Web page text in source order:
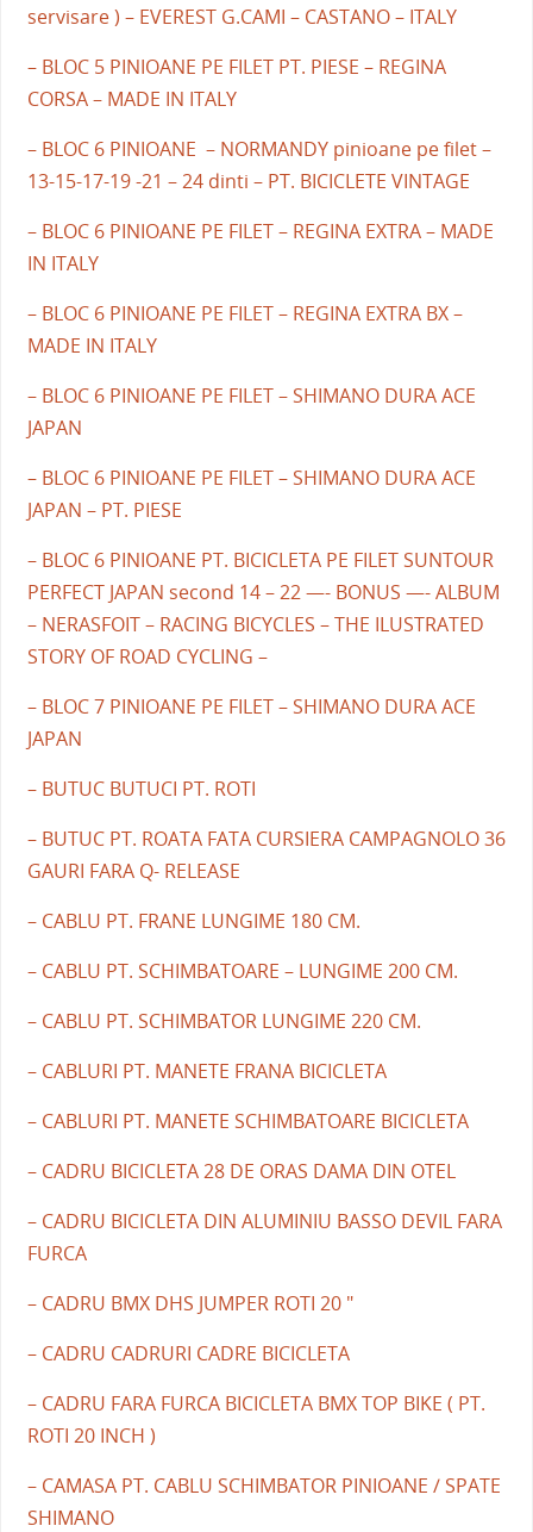
servisare ) – EVEREST G.CAMI – CASTANO – ITALY
– BLOC 5 PINIOANE PE FILET PT. PIESE – REGINA
CORSA – MADE IN ITALY
– BLOC 6 PINIOANE – NORMANDY pinioane pe filet –
13-15-17-19 -21 – 24 dinti – PT. BICICLETE VINTAGE
– BLOC 6 PINIOANE PE FILET – REGINA EXTRA – MADE
IN ITALY
– BLOC 6 PINIOANE PE FILET – REGINA EXTRA BX –
MADE IN ITALY
– BLOC 6 PINIOANE PE FILET – SHIMANO DURA ACE
JAPAN
– BLOC 6 PINIOANE PE FILET – SHIMANO DURA ACE
JAPAN – PT. PIESE
– BLOC 6 PINIOANE PT. BICICLETA PE FILET SUNTOUR
PERFECT JAPAN second 14 – 22 —- BONUS —- ALBUM
– NERASFOIT – RACING BICYCLES – THE ILUSTRATED
STORY OF ROAD CYCLING –
– BLOC 7 PINIOANE PE FILET – SHIMANO DURA ACE
JAPAN
– BUTUC BUTUCI PT. ROTI
– BUTUC PT. ROATA FATA CURSIERA CAMPAGNOLO 36
GAURI FARA Q- RELEASE
– CABLU PT. FRANE LUNGIME 180 CM.
– CABLU PT. SCHIMBATOARE – LUNGIME 200 CM.
– CABLU PT. SCHIMBATOR LUNGIME 220 CM.
– CABLURI PT. MANETE FRANA BICICLETA
– CABLURI PT. MANETE SCHIMBATOARE BICICLETA
– CADRU BICICLETA 28 DE ORAS DAMA DIN OTEL
– CADRU BICICLETA DIN ALUMINIU BASSO DEVIL FARA
FURCA
– CADRU BMX DHS JUMPER ROTI 20 "
– CADRU CADRURI CADRE BICICLETA
– CADRU FARA FURCA BICICLETA BMX TOP BIKE ( PT.
ROTI 20 INCH )
– CAMASA PT. CABLU SCHIMBATOR PINIOANE / SPATE
SHIMANO